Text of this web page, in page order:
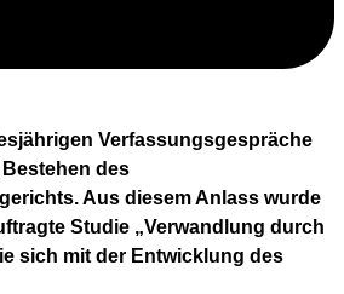
Verfassungsgespräche
des
Aus diesem Anlass wurde
Studie „Verwandlung durch
sich mit der Entwicklung des